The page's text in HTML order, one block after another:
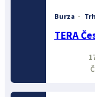
Burza ·
TERA